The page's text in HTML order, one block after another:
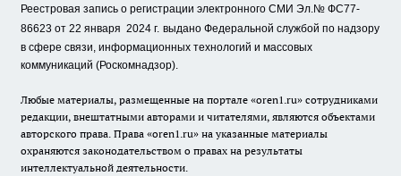
Реестровая запись о регистрации электронного СМИ Эл.№ ФС77-
86623 от 22 января 2024 г. выдано Федеральной службой по надзору
в сфере связи, информационных технологий и массовых
коммуникаций (Роскомнадзор).
Любые материалы, размещенные на портале «oren1.ru» сотрудниками
редакции, внештатными авторами и читателями, являются объектами
авторского права. Права «oren1.ru» на указанные материалы
охраняются законодательством о правах на результаты
интеллектуальной деятельности.